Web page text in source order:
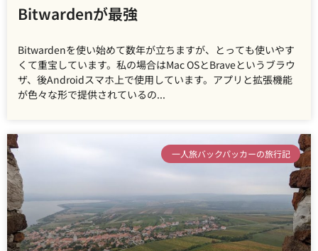
Bitwardenが最強
Bitwardenを使い始めて数年が立ちますが、とっても使いやす
くて重宝しています。私の場合はMac OSとBraveというブラウ
ザ、後Androidスマホ上で使用しています。アプリと拡張機能
が色々な形で提供されているの
一人旅バックパッカーの旅行記